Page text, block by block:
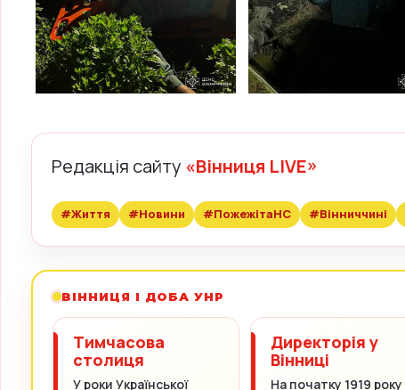
Редакція сайту «Вінниця LIVE»
#Життя #Новини #ПожежітаНС #Вінниччині
ВІННИЦЯ І ДОБА УНР
Тимчасова
столиця
У роки Української
Директорія у
Вінниці
На початку 1919 року